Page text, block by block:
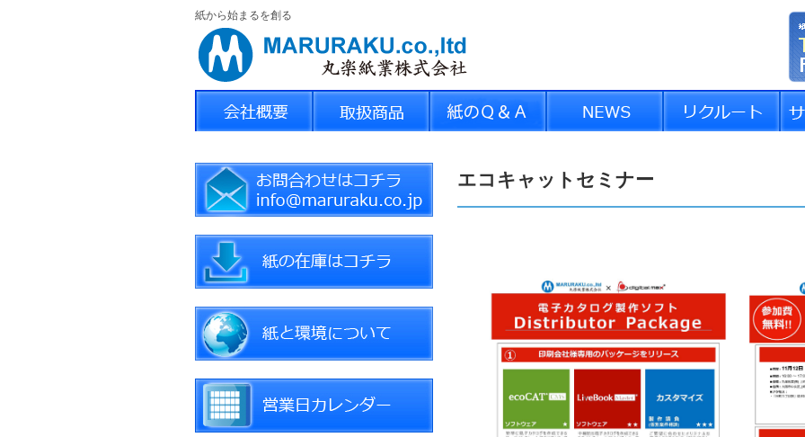
紙から始まるを創る
エコキャットセミナー